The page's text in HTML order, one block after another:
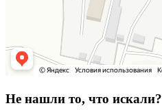
Не нашли то, что искали?